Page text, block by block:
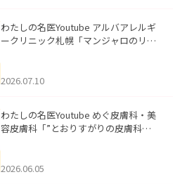
わたしの名医Youtube アルバアレルギ
ークリニック札幌「マンジャロのリア
た。
2026.07.10
わたしの名医Youtube めぐ皮膚科・美
容皮膚科「”とおりすがりの皮膚科
2026.06.05